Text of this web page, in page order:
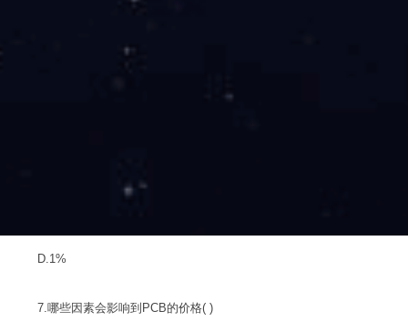
D.1%
7.哪些因素会影响到PCB的价格( )